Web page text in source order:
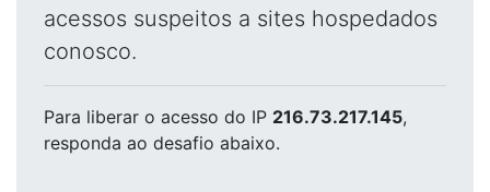
acessos suspeitos a sites hospedados
conosco.
Para liberar o acesso do IP 216.73.217.145,
responda ao desafio abaixo.